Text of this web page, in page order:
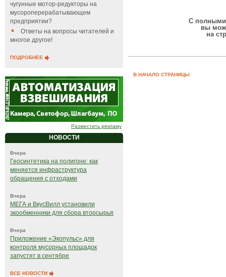
чугунные мотор-редукторы на
мусороперерабатывающем
предприятии?
Ответы на вопросы читателей и
многое другое!
ПОДРОБНЕЕ
Разместить рекламу
НОВОСТИ
Вчера
Геосинтетика на полигоне: как
меняется инфраструктура
обращения с отходами
Вчера
МЕГА и ВкусВилл установили
экообменники для сбора вторсырья
Вчера
Приложение «Экопульс» для
контроля мусорных площадок
запустят в сентябре
ВСЕ НОВОСТИ
С полными
вы
на
В НАЧАЛО СТРАНИЦЫ